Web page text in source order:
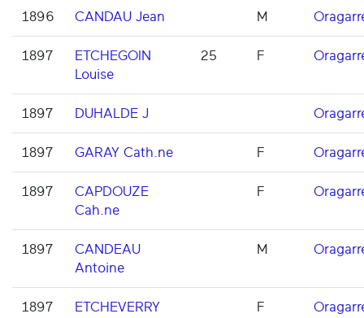
1896 CANDAU Jean M
1897
ETCHEGOIN
Louise
25 F
1897 DUHALDE J
1897 GARAY Cath.ne F
1897
CAPDOUZE
Cah.ne
F
1897
CANDEAU
Antoine
M
1897
ETCHEVERRY
F